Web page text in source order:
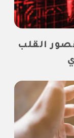
القلب